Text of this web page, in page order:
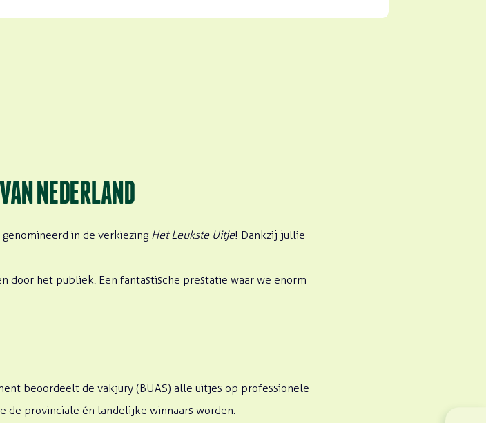
NEDERLAND
in de verkiezing Het Leukste Uitje! Dankzij jullie
door het publiek. Een fantastische prestatie waar we enorm
beoordeelt de vakjury (BUAS) alle uitjes op professionele
de provinciale én landelijke winnaars worden.